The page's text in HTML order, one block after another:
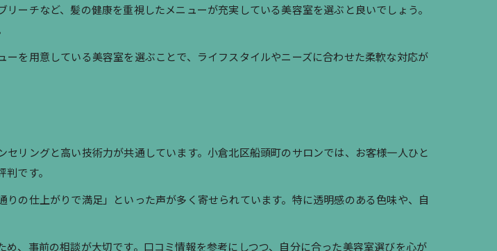
るヘアカラー体験
ストの技術が光るカラー術
で自分らしい色を見つける
ーチなど、髪の健康を重視したメニューが充実している美容室を選ぶと良いでしょう。
を用意している美容室を選ぶことで、ライフスタイルやニーズに合わせた柔軟な対応が
リングと高い技術力が共通しています。小倉北区船頭町のサロンでは、お客様一人ひと
です。
の仕上がりで満足」といった声が多く寄せられています。特に透明感のある色味や、自
、事前の相談が大切です。口コミ情報を参考にしつつ、自分に合った美容室選びを心が